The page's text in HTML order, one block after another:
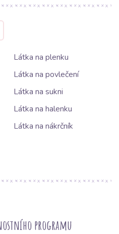
Látka na plenku
Látka na povlečení
Látka na sukni
Látka na halenku
Látka na nákrčník
programu